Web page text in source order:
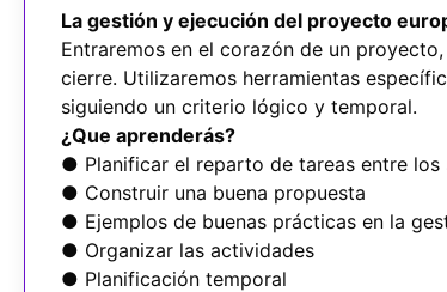
La gestión y ejecución del proyecto
Entraremos en el corazón de un
cierre. Utilizaremos herramientas
siguiendo un criterio lógico y temporal.
¿Que aprenderás?
● Planificar el reparto de tareas entre los
● Construir una buena propuesta
● Ejemplos de buenas prácticas en la
● Organizar las actividades
● Planificación temporal